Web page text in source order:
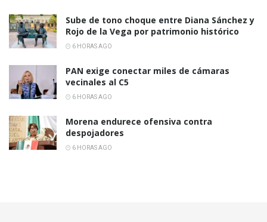
Sube de tono choque entre Diana Sánchez y
Rojo de la Vega por patrimonio histórico
6 HORAS AGO
PAN exige conectar miles de cámaras
vecinales al C5
6 HORAS AGO
Morena endurece ofensiva contra
despojadores
6 HORAS AGO